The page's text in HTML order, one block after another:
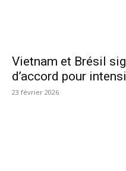
Vietnam et Brésil
d’accord pour
23 février 2026